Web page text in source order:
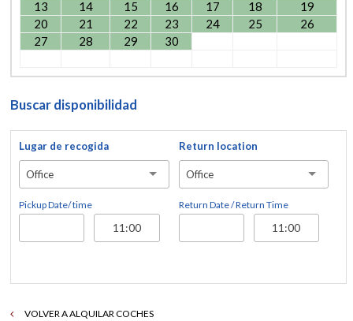
13
14 15 16 17 18
19
20
21 22 23 24 25
26
27
28 29 30
Buscar disponibilidad
Lugar de recogida
Office
Pickup Date/ time
Return location
Office
Return Date / Return Time
VOLVER A ALQUILAR COCHES